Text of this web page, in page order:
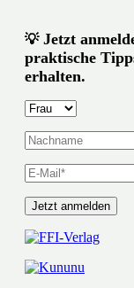
💡Jetzt
praktische
erhalten.